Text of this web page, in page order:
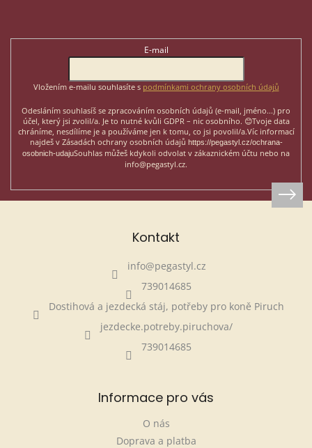
E-mail
Vložením e-mailu souhlasíte s podmínkami ochrany osobních údajů
Odesláním souhlasíš se zpracováním osobních údajů (e-mail, jméno...) pro
účel, který jsi zvolil/a. Je to nutné kvůli GDPR – nic osobního. 😊Tvoje data
chráníme, nesdílíme je a používáme jen k tomu, co jsi povolil/a.Víc informací
najdeš v Zásadách ochrany osobních údajů https://pegastyl.cz/ochrana-
osobnich-udajuSouhlas můžeš kdykoli odvolat v zákaznickém účtu nebo na
info@pegastyl.cz.
Kontakt
info@pegastyl.cz
739014685
Dostihová a jezdecká stáj, potřeby pro koně Piruch
jezdecke.potreby.piruchova/
739014685
Informace pro vás
O nás
Doprava a platba